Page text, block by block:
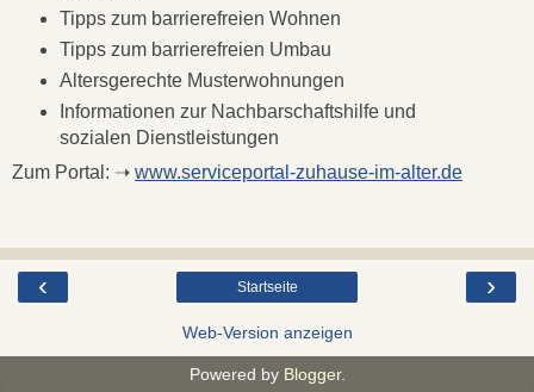
Tipps zum barriere­freien Wohnen
Tipps zum barriere­freien Umbau
Alters­gerechte Muster­wohnungen
Informationen zur Nachbar­schafts­hilfe und
sozialen Dienstleistungen
Zum Portal: ➝ www.serviceportal-zuhause-im-alter.de
‹ ›
Startseite
Web-Version anzeigen
Powered by Blogger.